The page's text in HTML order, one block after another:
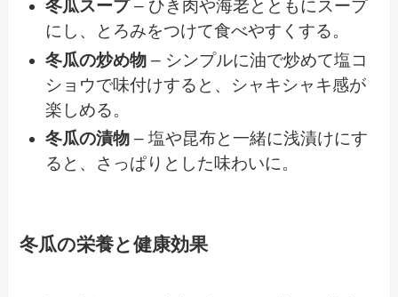
冬瓜スープ– ひき肉や海老とともにスープ
にし、とろみをつけて食べやすくする。
冬瓜の炒め物– シンプルに油で炒めて塩コ
ショウで味付けすると、シャキシャキ感が
楽しめる。
冬瓜の漬物– 塩や昆布と一緒に浅漬けにす
ると、さっぱりとした味わいに。
冬瓜の栄養と健康効果